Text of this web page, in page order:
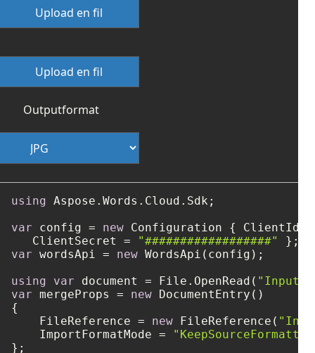
Upload en fil
Upload en fil
Outputformat
using Aspose.Words.Cloud.Sdk;
var config = new Configuration { ClientId
   ClientSecret =
"##################"
var wordsApi = new WordsApi(config);
using
var document = File.OpenRead(
var mergeProps = new DocumentEntry()
{
    FileReference =
new FileReference(
    ImportFormatMode =